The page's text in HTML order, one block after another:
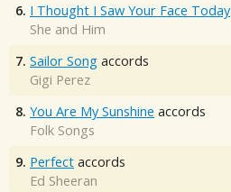
6. I Thought I Saw Your Face Today
She and Him
7. Sailor Song accords
Gigi Perez
8. You Are My Sunshine accords
Folk Songs
9. Perfect accords
Ed Sheeran